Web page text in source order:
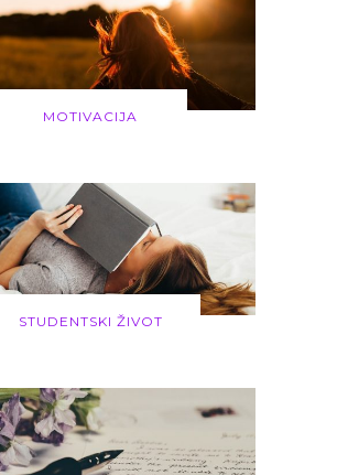
MOTIVACIJA
STUDENTSKI ŽIVOT